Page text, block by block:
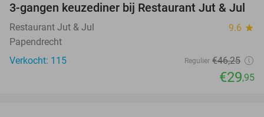
35%
3-gangen keuzediner bij Restaurant Jut & Jul
Restaurant Jut & Jul 9.6 star
Papendrecht
Verkocht: 115
Regulier €46,25
€29,95